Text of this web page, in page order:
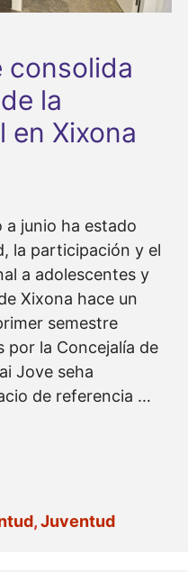
consolida
la
en Xixona
a junio ha estado
la participación y el
a adolescentes y
Xixona hace un
semestre
por la Concejalía de
Jove seha
de referencia …
,Juventud